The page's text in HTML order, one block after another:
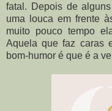
fatal. Depois de
uma louca em frente
muito pouco tempo
Aquela que faz caras
bom-humor é que é a